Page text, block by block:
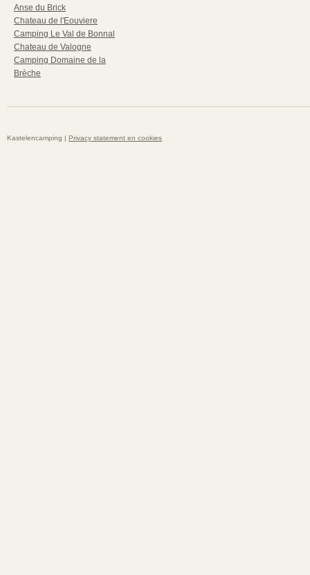
Anse du Brick
Chateau de l'Eouviere
Camping Le Val de Bonnal
Chateau de Valogne
Camping Domaine de la
Brèche
Kastelencamping | Privacy statement en cookies